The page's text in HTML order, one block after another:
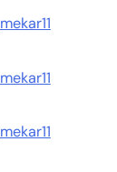
mekar11
mekar11
mekar11